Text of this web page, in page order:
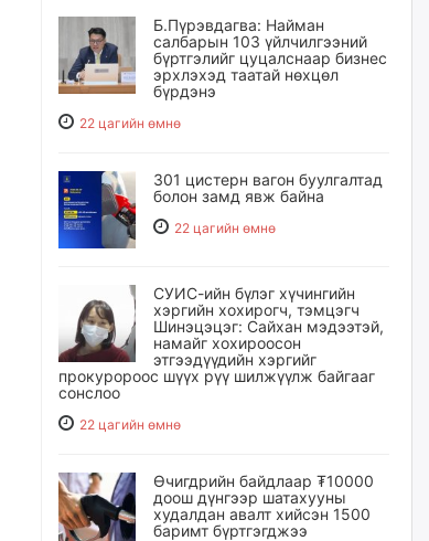
Б.Пүрэвдагва: Найман
салбарын 103 үйлчилгээний
бүртгэлийг цуцалснаар бизнес
эрхлэхэд таатай нөхцөл
бүрдэнэ
22 цагийн өмнө
301 цистерн вагон буулгалтад
болон замд явж байна
22 цагийн өмнө
СУИС-ийн бүлэг хүчингийн
хэргийн хохирогч, тэмцэгч
Шинэцэцэг: Сайхан мэдээтэй,
намайг хохироосон
этгээдүүдийн хэргийг
прокуророос шүүх рүү шилжүүлж байгааг
сонслоо
22 цагийн өмнө
Өчигдрийн байдлаар ₮10000
доош дүнгээр шатахууны
худалдан авалт хийсэн 1500
баримт бүртгэгджээ